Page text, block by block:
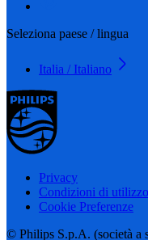
Seleziona paese / lingua
Italia / Italiano
Privacy
Condizioni di utilizzo
Cookie Preferenze
© Philips S.p.A. (società a